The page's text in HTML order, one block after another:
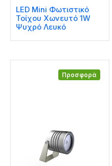
LED Mini Φωτιστικό
Τοίχου Χωνευτό 1W
Ψυχρό Λευκό
Προσφορά